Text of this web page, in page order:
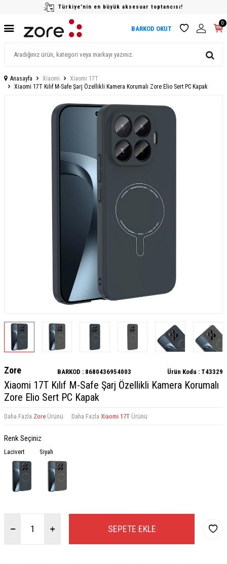
Türkiye'nin en büyük aksesuar toptancısı!
BARKOD OKUT
0
Anasayfa Xiaomi
Xiaomi 17T
Xiaomi 17T Kılıf M-Safe Şarj Özellikli Kamera Korumalı Zore Elio Sert PC Kapak
Zore BARKOD : 8680436954003 Ürün Kodu : T43329
Xiaomi 17T Kılıf M-Safe Şarj Özellikli Kamera Korumalı
Zore Elio Sert PC Kapak
Daha Fazla Zore Ürünü Daha Fazla Xiaomi 17T Ürünü
Renk Seçiniz
Lacivert Siyah
SEPETE EKLE